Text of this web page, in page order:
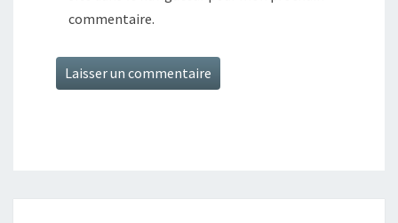
commentaire.